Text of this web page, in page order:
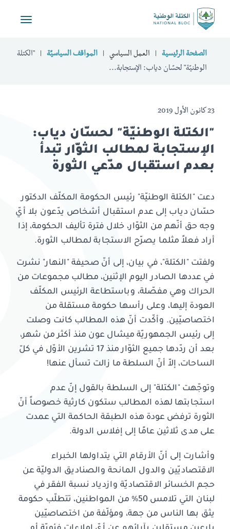
Toggle
الصفحة الرئيسية العمل السياسي المواقف السياسيّة
"الكتلة
الوطنيّة" لحسّان دياب: الإستجابة...
23 كانون الأول 2019
"الكتلة الوطنيّة" لحسّان دياب:
الإستجابة لمطالب الثوّار تبدأ
بعدم استقبال مدّعي الثورة
دعت "الكتلة الوطنيّة" رئيس الحكومة المكلّف الدكتور
حسّان دياب إلى عدم استقبال أشخاص يدّعون بلا أيّ
وجه حق أنّهم من الثوّار، خلال فترة تأليف الحكومة، إذا
أراد فعلاً مثلما يصرّح الاستجابة لمطالب الثورة.
ولفتت "الكتلة"، في بيان، إلى أنّ صحيفة "النهار" نشرت
في عددها الصادر اليوم الإثنين، مطالب مجموعات من
الحراك وهي مفصّلة، وباستطاعة الرئيس المكلّف
العودة إليها، وعلى رأسها حكومة مستقلة من
اختصاصيّين. وأكّدت أنّ هذه المطالب كانت وصلت
إلى رئيس الجمهوريّة ميشال عون منذ أكثر من شهر،
بعد أن ردّدها جميع الثوّار منذ 17 تشرين الأوّل في كلّ
الساحات، إلاّ أنّ السلطة ما زالت تسأل عنها!
وتوجّهت "الكتلة" إلى السلطة بالقول إنّ عدم
استجابتها لهذه المطالب ستكون كارثية خصوصاً أنّ
الثورة ترفض عودة هذه الطبقة الحاكمة التي عمدت
على مدى ثلاثين عامًا إلى إفلاس الدولة.
وأشارت إلى أنّ الأرقام التي يتداولها الخبراء
الاقتصاديّين والدول المانحة والصناديق الدوليّة عن
حجم الخسائر الاقتصاديّة وازدياد نسبة الفقر في
لبنان التي تلامس 50% من المواطنين، تتطلّب حكومة
يثق بها الناس من جهة، ومؤلّفة من اختصاصيّين